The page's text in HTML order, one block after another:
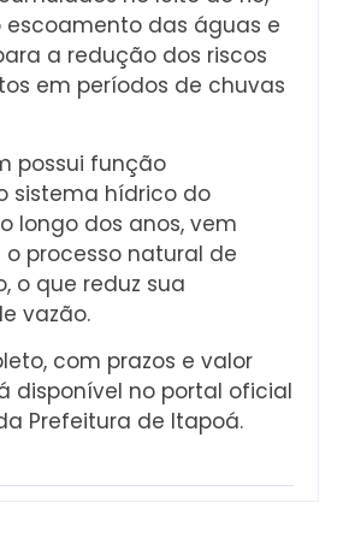
escoamento das águas e
a redução dos riscos
em períodos de chuvas
possui função
sistema hídrico do
longo dos anos, vem
processo natural de
o que reduz sua
vazão.
com prazos e valor
disponível no portal oficial
Prefeitura de Itapoá.